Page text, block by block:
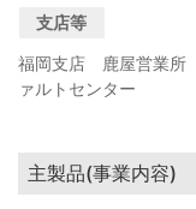
支店等
福岡支店 鹿屋営業
ァルトセンター
主製品(事業内容)